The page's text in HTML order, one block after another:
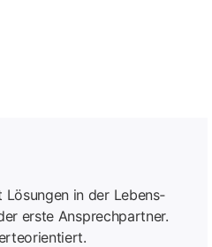
Lösungen in der Lebens­
erste Ansprech­partner.